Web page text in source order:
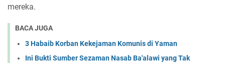
mereka.
BACA JUGA
3 Habaib Korban Kekejaman Komunis di Yaman
Ini Bukti Sumber Sezaman Nasab Ba'alawi yang Tak